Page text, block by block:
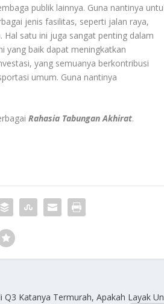
publik lainnya. Guna nantinya
jenis fasilitas, seperti jalan raya,
satu ini juga sangat penting dalam
yang baik dapat meningkatkan
yang semuanya berkontribusi
umum. Guna nantinya
Rahasia Tabungan Akhirat.
Q3 Katanya Termurah, Apakah Layak